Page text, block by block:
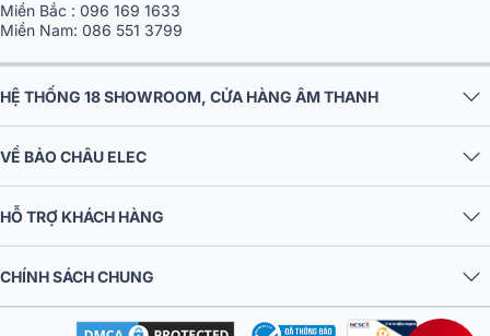
Miền Bắc : 096 169 1633
Miền Nam: 086 551 3799
HỆ THỐNG 18 SHOWROOM, CỬA HÀNG ÂM THANH
VỀ BẢO CHÂU ELEC
HỖ TRỢ KHÁCH HÀNG
CHÍNH SÁCH CHUNG